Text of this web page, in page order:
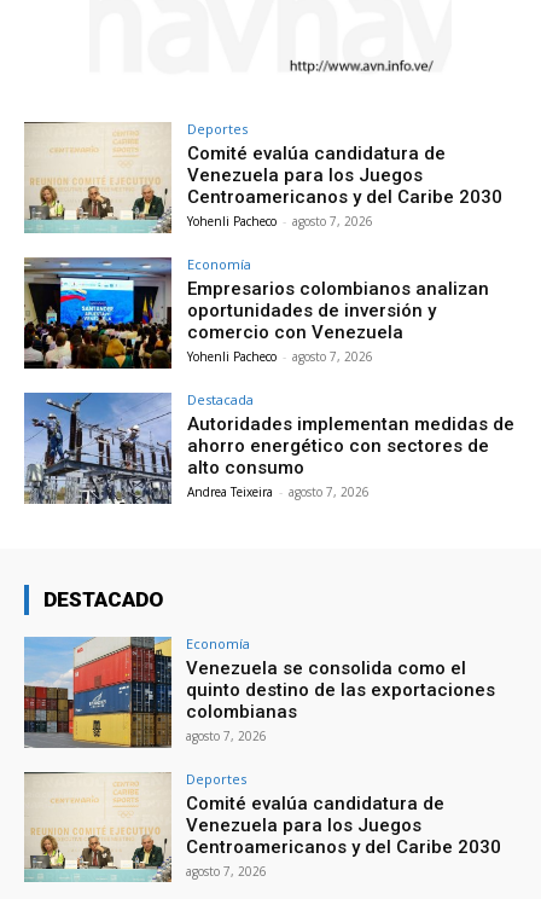
Deportes
Comité evalúa candidatura de
Venezuela para los Juegos
Centroamericanos y del Caribe 2030
Yohenli Pacheco - agosto 7, 2026
Economía
Empresarios colombianos analizan
oportunidades de inversión y
comercio con Venezuela
Yohenli Pacheco - agosto 7, 2026
Destacada
Autoridades implementan medidas de
ahorro energético con sectores de
alto consumo
Andrea Teixeira - agosto 7, 2026
DESTACADO
Economía
Venezuela se consolida como el
quinto destino de las exportaciones
colombianas
agosto 7, 2026
Deportes
Comité evalúa candidatura de
Venezuela para los Juegos
Centroamericanos y del Caribe 2030
agosto 7, 2026